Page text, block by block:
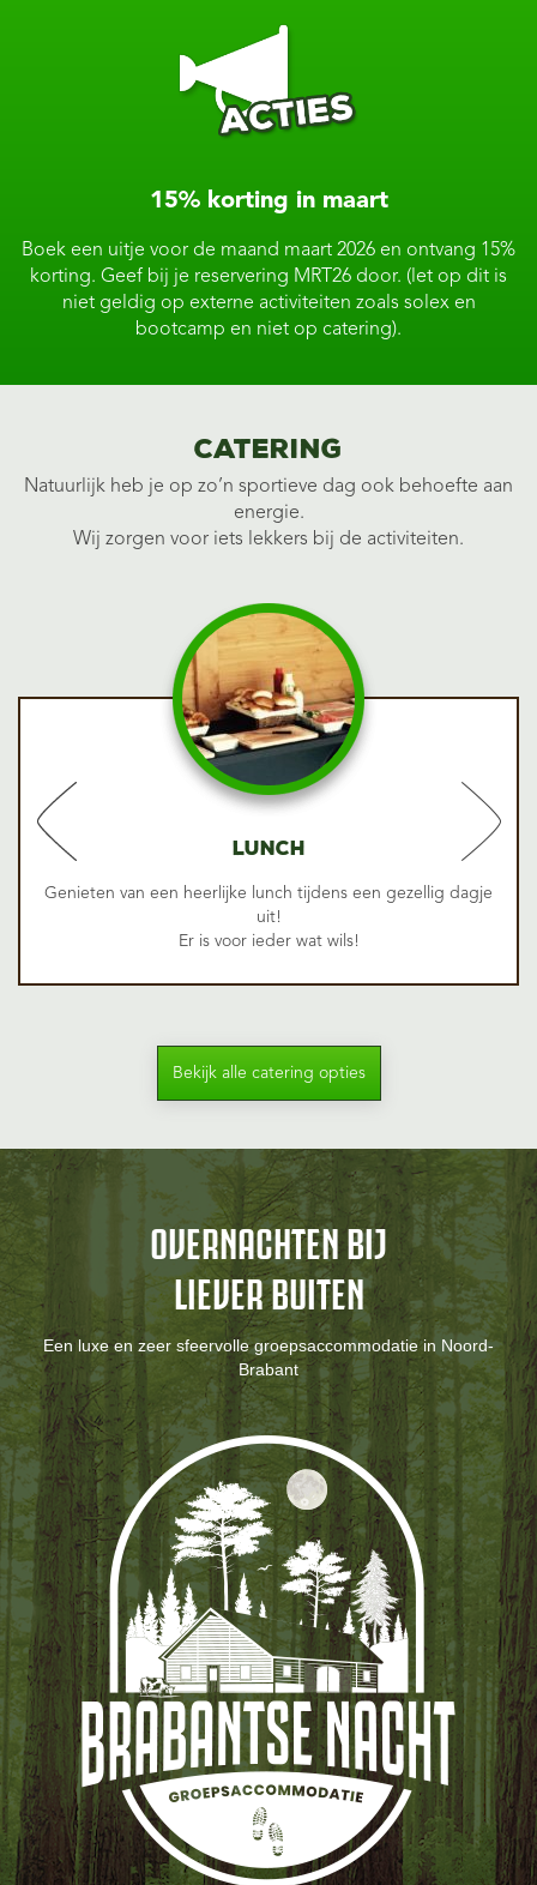
15% korting in maart
Boek een uitje voor de maand maart 2026 en ontvang 15%
korting. Geef bij je reservering MRT26 door. (let op dit is
niet geldig op externe activiteiten zoals solex en
bootcamp en niet op catering).
Catering
Natuurlijk heb je op zo’n sportieve dag ook behoefte aan
energie.
Wij zorgen voor iets lekkers bij de activiteiten.
Lunch
Genieten van een heerlijke lunch tijdens een gezellig dagje
uit!
Er is voor ieder wat wils!
Bekijk alle catering opties
OVERNACHTEN BIJ
LIEVER BUITEN
Een luxe en zeer sfeervolle groepsaccommodatie in Noord-
Brabant